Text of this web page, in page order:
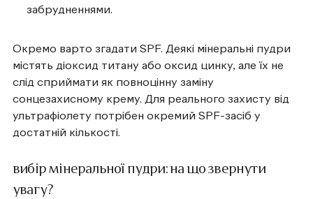
забрудненнями.
Окремо варто згадати SPF. Деякі мінеральні пудри
містять діоксид титану або оксид цинку, але їх не
слід сприймати як повноцінну заміну
сонцезахисному крему. Для реального захисту від
ультрафіолету потрібен окремий SPF-засіб у
достатній кількості.
вибір мінеральної пудри: на що звернути
увагу?